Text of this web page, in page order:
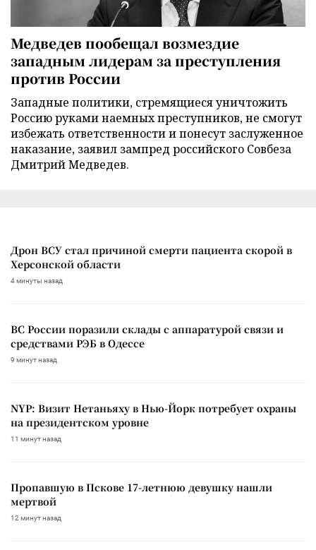
Медведев пообещал возмездие
западным лидерам за преступления
против России
Западные политики, стремящиеся уничтожить
Россию руками наемных преступников, не смогут
избежать ответственности и понесут заслуженное
наказание, заявил зампред российского Совбеза
Дмитрий Медведев.
Дрон ВСУ стал причиной смерти пациента скорой в
Херсонской области
4 минуты назад
ВС России поразили склады с аппаратурой связи и
средствами РЭБ в Одессе
9 минут назад
NYP: Визит Нетаньяху в Нью-Йорк потребует охраны
на президентском уровне
11 минут назад
Пропавшую в Пскове 17-летнюю девушку нашли
мертвой
12 минут назад